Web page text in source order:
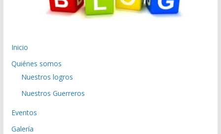
Inicio
Quiénes somos
Nuestros logros
Nuestros Guerreros
Eventos
Galería